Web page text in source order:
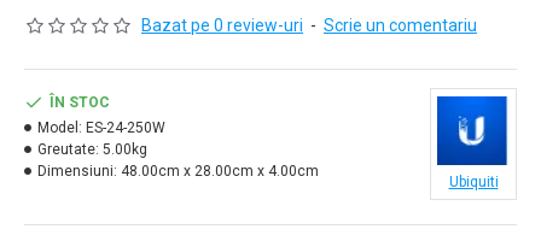
Bazat pe 0 review-uri - Scrie un comentariu
ÎN STOC
Model: ES-24-250W
Greutate: 5.00kg
Dimensiuni: 48.00cm x 28.00cm x 4.00cm
Ubiquiti